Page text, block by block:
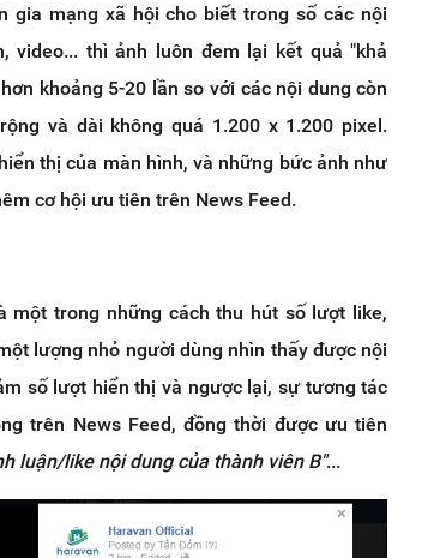
gia mạng xã hội cho biết trong số các nội
video... thì ảnh luôn đem lại kết quả "khả
khoảng 5-20 lần so với các nội dung còn
và dài không quá 1.200 x 1.200 pixel.
thị của màn hình, và những bức ảnh như
cơ hội ưu tiên trên News Feed.
một trong những cách thu hút số lượt like,
lượng nhỏ người dùng nhìn thấy được nội
số lượt hiển thị và ngược lại, sự tương tác
trên News Feed, đồng thời được ưu tiên
luận/like nội dung của thành viên B"...